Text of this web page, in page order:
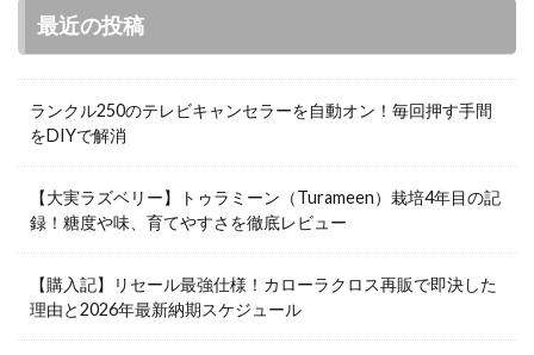
最近の投稿
ランクル250のテレビキャンセラーを自動オン！毎回押す手間
をDIYで解消
【大実ラズベリー】トゥラミーン（Turameen）栽培4年目の記
録！糖度や味、育てやすさを徹底レビュー
【購入記】リセール最強仕様！カローラクロス再販で即決した
理由と2026年最新納期スケジュール